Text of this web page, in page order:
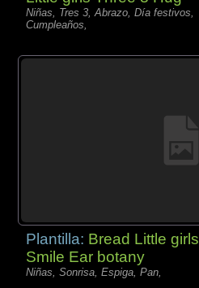
Niñas, Tres 3, Abrazo, Día festivos,
Cumpleaños,
Plantilla: Bread Little girls
Smile Ear botany
Niñas, Sonrisa, Espiga, Pan,